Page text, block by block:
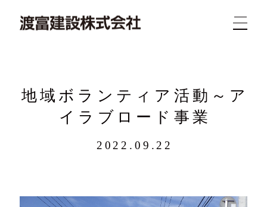
新着 業務 概要
地域ボランティア活動～ア
イラブロード事業
2022.09.22